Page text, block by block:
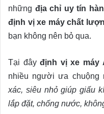
những địa chỉ uy tín
định vị xe máy chất
bạn không nên bỏ qua.
Tại đâyđịnh vị xe máy
nhiều người ưa chuộng
xác, siêu nhỏ giúp giấu
lắp đặt, chống nước,